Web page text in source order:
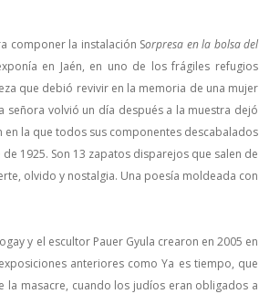
componer la instalación Sorpresa en la bolsa del
en Jaén, en uno de los frágiles refugios
que debió revivir en la memoria de una mujer
volvió un día después a la muestra dejó
la que todos sus componentes descabalados
1925. Son 13 zapatos disparejos que salen de
olvido y nostalgia. Una poesía moldeada con
y el escultor Pauer Gyula crearon en 2005 en
anteriores como Ya es tiempo, que
masacre, cuando los judíos eran obligados a